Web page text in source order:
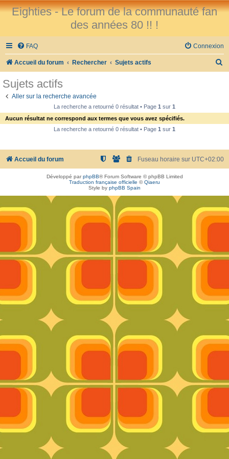
Eighties - Le forum de la communauté fan
des années 80 !! !
FAQ Connexion
Accueil du forum Rechercher Sujets actifs
e
Sujets actifs
Aller sur la recherche avancée
La recherche a retourné 0 résultat • Page 1 sur 1
Aucun résultat ne correspond aux termes que vous avez spécifiés.
La recherche a retourné 0 résultat • Page 1 sur 1
Accueil du forum Fuseau horaire sur UTC+02:00
Développé parphpBB® Forum Software © phpBB Limited
Traduction française officielle ©Qiaeru
Style by phpBB Spain